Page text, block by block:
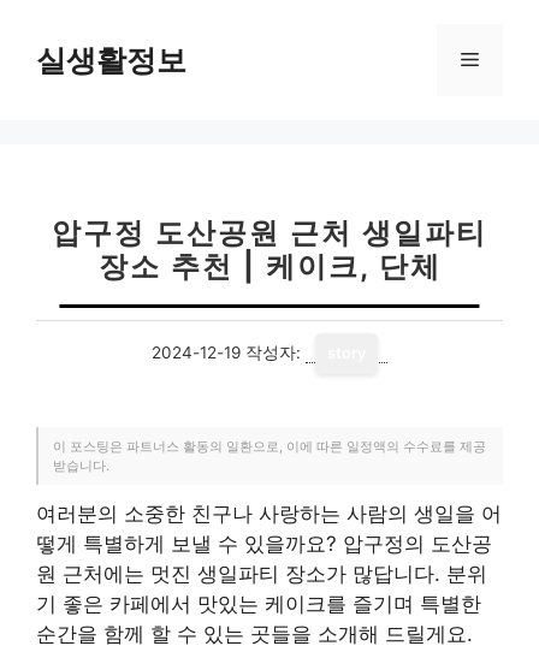
실생활정보 메
압구정 도산공원 근처 생일파티
장소 추천 | 케이크, 단체
2024-12-19 작성자:
이 포스팅은 파트너스 활동의 일환으로, 이에 따른 일정액의 수수료를 제공
받습니다.
여러분의 소중한 친구나 사랑하는 사람의 생일을 어
떻게 특별하게 보낼 수 있을까요? 압구정의 도산공
원 근처에는 멋진 생일파티 장소가 많답니다. 분위
기 좋은 카페에서 맛있는 케이크를 즐기며 특별한
순간을 함께 할 수 있는 곳들을 소개해 드릴게요.